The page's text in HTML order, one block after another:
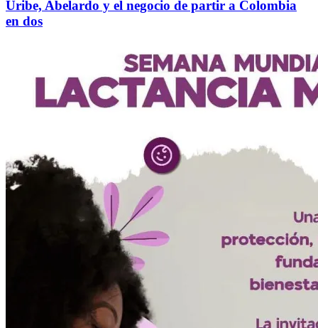
Uribe, Abelardo y el negocio de partir a Colombia
en dos